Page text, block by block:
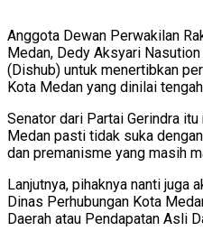
Anggota Dewan Perwakilan
Medan, Dedy Aksyari
(Dishub) untuk menertibkan
Kota Medan yang dinilai
Senator dari Partai Gerindra
Medan pasti tidak suka
dan premanisme yang masih
Lanjutnya, pihaknya nanti juga
Dinas Perhubungan Kota
Daerah atau Pendapatan Asli